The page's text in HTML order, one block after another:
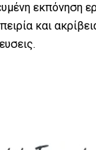
εκπόνηση
και